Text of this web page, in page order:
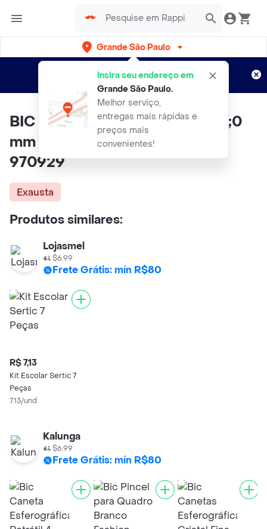
Grande São Paulo
Insira seu endereço em
Grande São Paulo.
Melhor serviço,
entregas mais rápidas e
preços mais
convenientes!
Entregas grátis por 15 dias!
Aplicam T&C
BIC Kit Pincel Quadro Branco 2;0
mm 4 Cores com Apagador
970929
Exausta
Produtos similares:
Lojasmel
$6.99
Frete Grátis: mín R$80
R$ 7,13
Kit Escolar Sertic 7
Peças
7.13/und
Kalunga
$6.99
Frete Grátis: mín R$80